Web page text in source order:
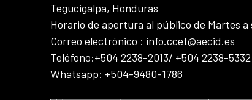
Tegucigalpa, Honduras
Horario de apertura al público de Martes
Correo electrónico : info.ccet@aecid.es
Teléfono:+504 2238-2013/ +504 2238-5332
Whatsapp: +504-9480-1786